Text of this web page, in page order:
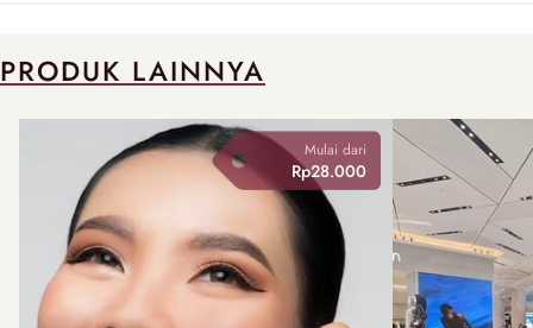
PRODUK LAINNYA
Mulai dari
Rp28.000